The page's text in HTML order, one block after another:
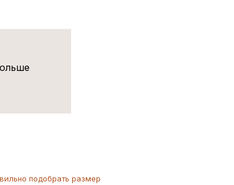
подобрать размер